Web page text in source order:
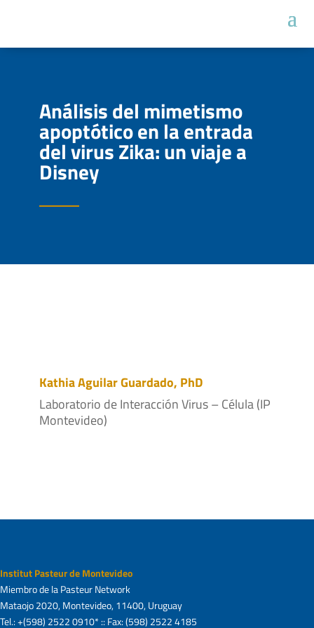
Análisis del mimetismo
apoptótico en la entrada
del virus Zika: un viaje a
Disney
Kathia Aguilar Guardado, PhD
Laboratorio de Interacción Virus – Célula (IP
Montevideo)
Institut Pasteur de Montevideo
Miembro de la Pasteur Network
Mataojo 2020, Montevideo, 11400, Uruguay
Tel.: +(598) 2522 0910* :: Fax: (598) 2522 4185